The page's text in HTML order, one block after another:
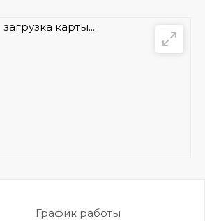
загрузка карты...
График работы